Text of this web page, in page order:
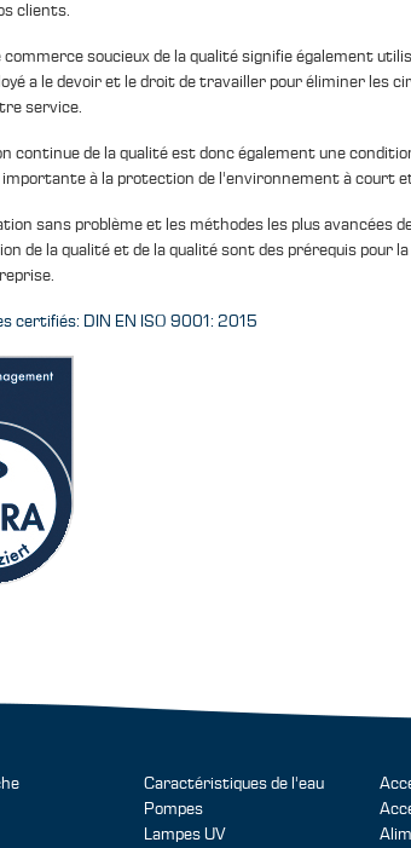
clients.
commerce soucieux de la qualité signifie également
a le devoir et le droit de travailler pour éliminer les
service.
continue de la qualité est donc également une
à la protection de l'environnement à court
sans problème et les méthodes les plus avancées
de la qualité et de la qualité sont des prérequis pour
certifiés: DIN EN ISO 9001: 2015
Caractéristiques de l'eau
Pompes
Lampes UV